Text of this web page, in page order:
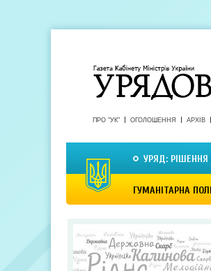
ПРО "УК" ОГОЛОШЕННЯ АРХІВ
УРЯД: РІШЕННЯ
ГУМАНІТАРНА